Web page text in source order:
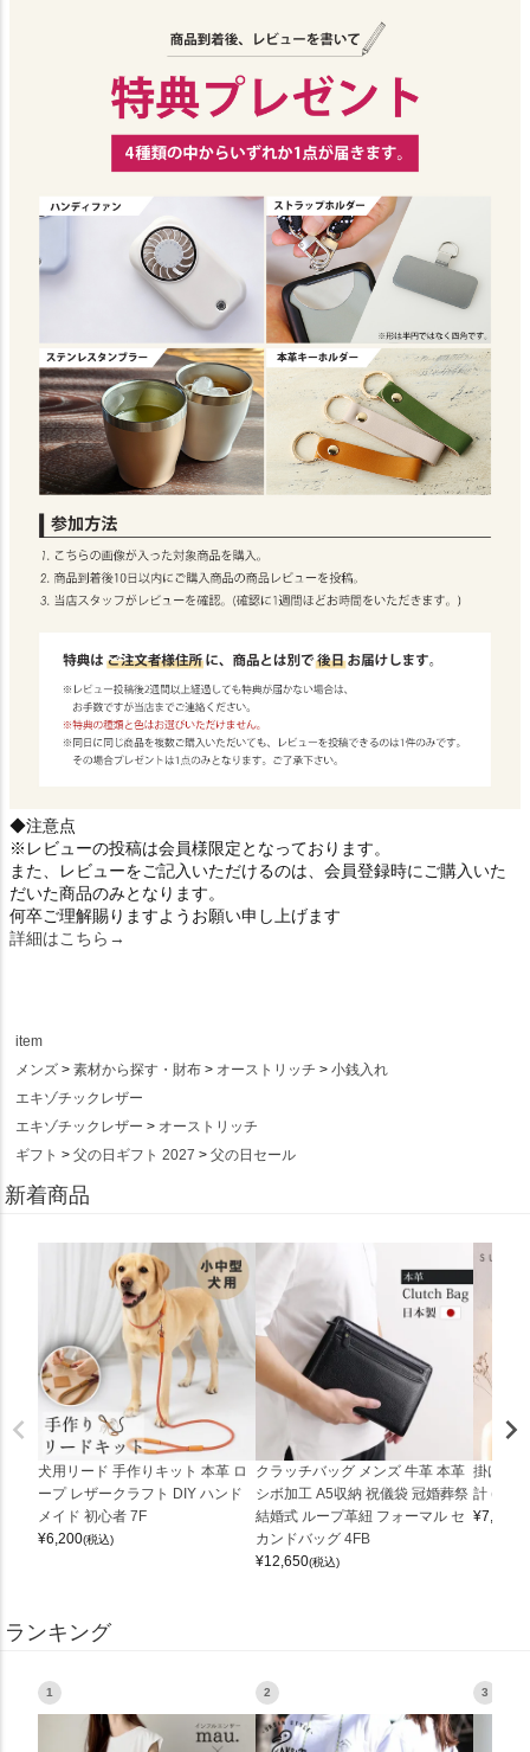
◆注意点
※レビューの投稿は会員様限定となっております。
また、レビューをご記入いただけるのは、会員登録時にご購入いた
だいた商品のみとなります。
何卒ご理解賜りますようお願い申し上げます
詳細はこちら→
item
メンズ
素材から探す・財布 オーストリッチ
小銭入れ
エキゾチックレザー
エキゾチックレザー
オーストリッチ
ギフト
父の日ギフト 2027 父の日セール
新着商品
犬用リード 手作りキット 本革 ロ
ープ レザークラフト DIY ハンド
メイド 初心者 7F
¥6,200(税込)
クラッチバッグ メンズ 牛革 本革
シボ加工 A5収納 祝儀袋 冠婚葬祭
結婚式 ループ革紐 フォーマル セ
カンドバッグ 4FB
¥12,650(税込)
掛け時
計
¥7,150
ランキング
1 2 3